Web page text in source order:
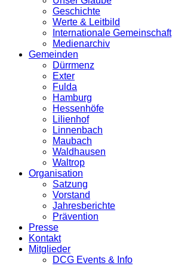
Geschichte
Werte & Leitbild
Internationale Gemeinschaft
Medienarchiv
Gemeinden
Dürrmenz
Exter
Fulda
Hamburg
Hessenhöfe
Lilienhof
Linnenbach
Maubach
Waldhausen
Waltrop
Organisation
Satzung
Vorstand
Jahresberichte
Prävention
Presse
Kontakt
Mitglieder
DCG Events & Info